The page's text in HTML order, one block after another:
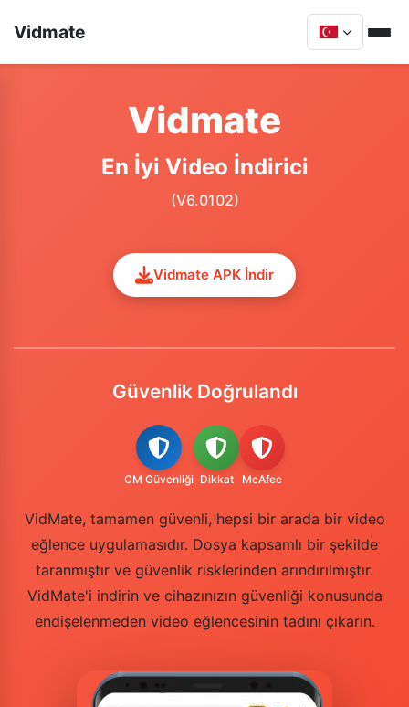
Vidmate
Vidmate
En İyi Video İndirici
(V6.0102)
Vidmate APK İndir
Güvenlik Doğrulandı
CM Güvenliği Dikkat McAfee
VidMate, tamamen güvenli, hepsi bir arada bir video
eğlence uygulamasıdır. Dosya kapsamlı bir şekilde
taranmıştır ve güvenlik risklerinden arındırılmıştır.
VidMate'i indirin ve cihazınızın güvenliği konusunda
endişelenmeden video eğlencesinin tadını çıkarın.